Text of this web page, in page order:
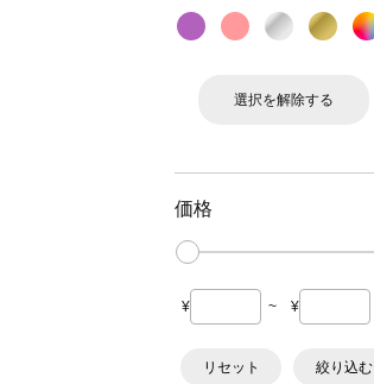
選択を解除する
価格
¥ ~ ¥
リセット 絞り込む